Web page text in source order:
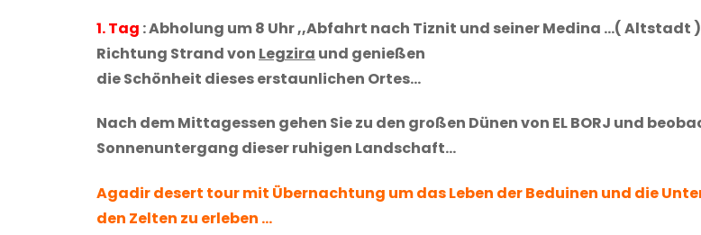
1. Tag : Abholung um 8 Uhr ,,Abfahrt nach Tiznit und seiner Medina …( Altstadt
Richtung Strand von Legzira und genießen
die Schönheit dieses erstaunlichen Ortes…
Nach dem Mittagessen gehen Sie zu den großen Dünen von EL BORJ und
Sonnenuntergang dieser ruhigen Landschaft…
Agadir desert tour mit Übernachtung um das Leben der Beduinen und die
den Zelten zu erleben …